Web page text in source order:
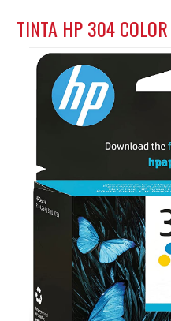
TINTA HP 304